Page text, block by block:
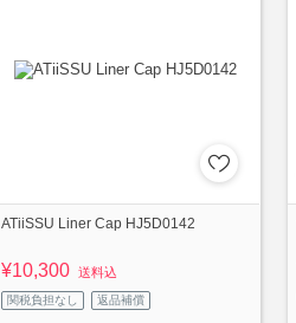
ATiiSSU Liner Cap HJ5D0142
¥10,300 送料込
関税負担なし 返品補償